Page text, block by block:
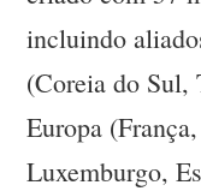
incluindo
(Coreia do Sul,
Europa
Luxemburgo,